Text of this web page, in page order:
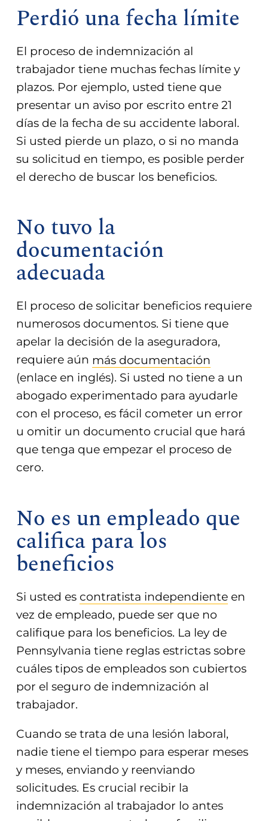
Perdió una fecha límite
El proceso de indemnización al
trabajador tiene muchas fechas límite y
plazos. Por ejemplo, usted tiene que
presentar un aviso por escrito entre 21
días de la fecha de su accidente laboral.
Si usted pierde un plazo, o si no manda
su solicitud en tiempo, es posible perder
el derecho de buscar los beneficios.
No tuvo la
documentación
adecuada
El proceso de solicitar beneficios requiere
numerosos documentos. Si tiene que
apelar la decisión de la aseguradora,
requiere aún más documentación
(enlace en inglés). Si usted no tiene a un
abogado experimentado para ayudarle
con el proceso, es fácil cometer un error
u omitir un documento crucial que hará
que tenga que empezar el proceso de
cero.
No es un empleado que
califica para los
beneficios
Si usted es contratista independienteen
vez de empleado, puede ser que no
califique para los beneficios. La ley de
Pennsylvania tiene reglas estrictas sobre
cuáles tipos de empleados son cubiertos
por el seguro de indemnización al
trabajador.
Cuando se trata de una lesión laboral,
nadie tiene el tiempo para esperar meses
y meses, enviando y reenviando
solicitudes. Es crucial recibir la
indemnización al trabajador lo antes